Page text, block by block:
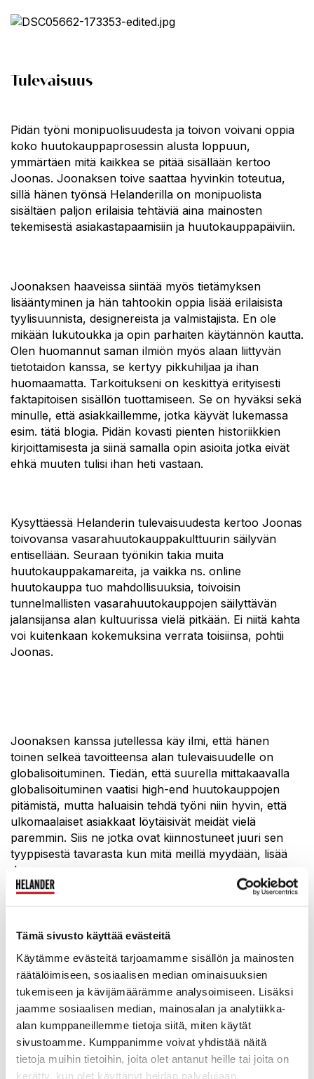
Tämä sivusto käyttää evästeitä
Käytämme evästeitä tarjoamamme sisällön ja mainosten
räätälöimiseen, sosiaalisen median ominaisuuksien
tukemiseen ja kävijämäärämme analysoimiseen. Lisäksi
jaamme sosiaalisen median, mainosalan ja analytiikka-
alan kumppaneillemme tietoja siitä, miten käytät
sivustoamme. Kumppanimme voivat yhdistää näitä
tietoja muihin tietoihin, joita olet antanut heille tai joita on
kerätty, kun olet käyttänyt heidän palvelujaan.
Tulevaisuus
Pidän työni monipuolisuudesta ja toivon voivani oppia
koko huutokauppaprosessin alusta loppuun,
ymmärtäen mitä kaikkea se pitää sisällään kertoo
Joonas. Joonaksen toive saattaa hyvinkin toteutua,
sillä hänen työnsä Helanderilla on monipuolista
sisältäen paljon erilaisia tehtäviä aina mainosten
tekemisestä asiakastapaamisiin ja huutokauppapäiviin.
Joonaksen haaveissa siintää myös tietämyksen
lisääntyminen ja hän tahtookin oppia lisää erilaisista
tyylisuunnista, designereista ja valmistajista. En ole
mikään lukutoukka ja opin parhaiten käytännön kautta.
Olen huomannut saman ilmiön myös alaan liittyvän
tietotaidon kanssa, se kertyy pikkuhiljaa ja ihan
huomaamatta. Tarkoitukseni on keskittyä erityisesti
faktapitoisen sisällön tuottamiseen. Se on hyväksi sekä
minulle, että asiakkaillemme, jotka käyvät lukemassa
esim. tätä blogia. Pidän kovasti pienten historiikkien
kirjoittamisesta ja siinä samalla opin asioita jotka eivät
ehkä muuten tulisi ihan heti vastaan.
Kysyttäessä Helanderin tulevaisuudesta kertoo Joonas
toivovansa vasarahuutokauppakulttuurin säilyvän
entisellään. Seuraan työnikin takia muita
huutokauppakamareita, ja vaikka ns. online
huutokauppa tuo mahdollisuuksia, toivoisin
tunnelmallisten vasarahuutokauppojen säilyttävän
jalansijansa alan kultuurissa vielä pitkään. Ei niitä kahta
voi kuitenkaan kokemuksina verrata toisiinsa, pohtii
Joonas.
Joonaksen kanssa jutellessa käy ilmi, että hänen
toinen selkeä tavoitteensa alan tulevaisuudelle on
globalisoituminen. Tiedän, että suurella mittakaavalla
globalisoituminen vaatisi high-end huutokauppojen
pitämistä, mutta haluaisin tehdä työni niin hyvin, että
ulkomaalaiset asiakkaat löytäisivät meidät vielä
paremmin. Siis ne jotka ovat kiinnostuneet juuri sen
tyyppisestä tavarasta kun mitä meillä myydään, lisää
Joonas.
Voit tavata Joonaksen Helanderin näyttöjen,
huutokauppojen ja tavaran luovutuksen yhteydessä.
Saat häneen tarvittaessa yhteyden myös sähköpostitse
tai puhelimella.Ja mikä parasta pääset lukemaan
Joonaksen historiikkejä jatkossa, esimerkiksi tämän
blogin kautta!